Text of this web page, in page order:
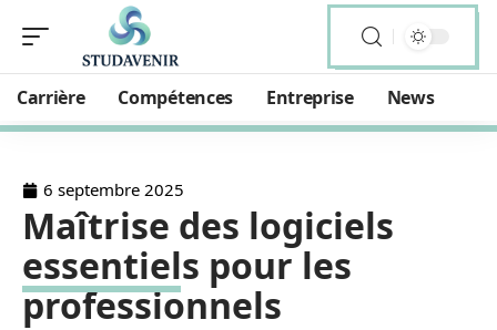
Carrière Compétences Entreprise News
6 septembre 2025
Maîtrise des logiciels
essentiels pour les
professionnels